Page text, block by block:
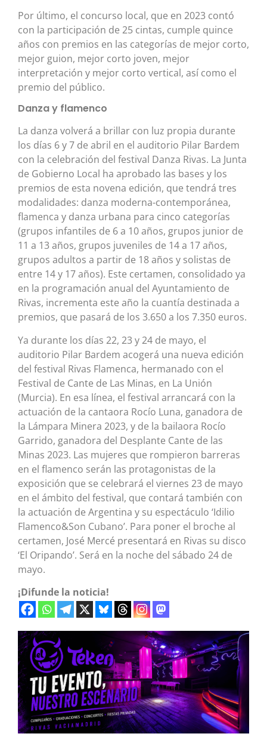
Por último, el concurso local, que en 2023 contó
con la participación de 25 cintas, cumple quince
años con premios en las categorías de mejor corto,
mejor guion, mejor corto joven, mejor
interpretación y mejor corto vertical, así como el
premio del público.
Danza y flamenco
La danza volverá a brillar con luz propia durante
los días 6 y 7 de abril en el auditorio Pilar Bardem
con la celebración del festival Danza Rivas. La Junta
de Gobierno Local ha aprobado las bases y los
premios de esta novena edición, que tendrá tres
modalidades: danza moderna-contemporánea,
flamenca y danza urbana para cinco categorías
(grupos infantiles de 6 a 10 años, grupos junior de
11 a 13 años, grupos juveniles de 14 a 17 años,
grupos adultos a partir de 18 años y solistas de
entre 14 y 17 años). Este certamen, consolidado ya
en la programación anual del Ayuntamiento de
Rivas, incrementa este año la cuantía destinada a
premios, que pasará de los 3.650 a los 7.350 euros.
Ya durante los días 22, 23 y 24 de mayo, el
auditorio Pilar Bardem acogerá una nueva edición
del festival Rivas Flamenca, hermanado con el
Festival de Cante de Las Minas, en La Unión
(Murcia). En esa línea, el festival arrancará con la
actuación de la cantaora Rocío Luna, ganadora de
la Lámpara Minera 2023, y de la bailaora Rocío
Garrido, ganadora del Desplante Cante de las
Minas 2023. Las mujeres que rompieron barreras
en el flamenco serán las protagonistas de la
exposición que se celebrará el viernes 23 de mayo
en el ámbito del festival, que contará también con
la actuación de Argentina y su espectáculo ‘Idilio
Flamenco&Son Cubano’. Para poner el broche al
certamen, José Mercé presentará en Rivas su disco
‘El Oripando’. Será en la noche del sábado 24 de
mayo.
¡Difunde la noticia!